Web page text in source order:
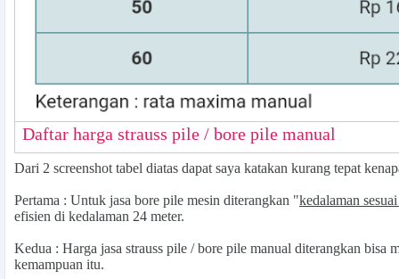
Daftar harga strauss pile / bore pile manual
Dari 2 screenshot tabel diatas dapat saya katakan kurang tepat
Pertama : Untuk jasa bore pile mesin diterangkan "kedalaman
efisien di kedalaman 24 meter.
Kedua : Harga jasa strauss pile / bore pile manual diterangkan bisa
kemampuan itu.